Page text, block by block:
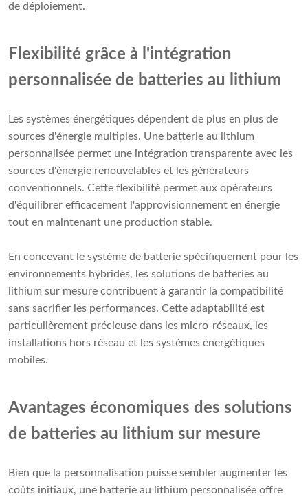
de déploiement.
Flexibilité grâce à l'intégration
personnalisée de batteries au lithium
Les systèmes énergétiques dépendent de plus en plus de
sources d'énergie multiples. Une batterie au lithium
personnalisée permet une intégration transparente avec les
sources d'énergie renouvelables et les générateurs
conventionnels. Cette flexibilité permet aux opérateurs
d'équilibrer efficacement l'approvisionnement en énergie
tout en maintenant une production stable.
En concevant le système de batterie spécifiquement pour les
environnements hybrides, les solutions de batteries au
lithium sur mesure contribuent à garantir la compatibilité
sans sacrifier les performances. Cette adaptabilité est
particulièrement précieuse dans les micro-réseaux, les
installations hors réseau et les systèmes énergétiques
mobiles.
Avantages économiques des solutions
de batteries au lithium sur mesure
Bien que la personnalisation puisse sembler augmenter les
coûts initiaux, une batterie au lithium personnalisée offre